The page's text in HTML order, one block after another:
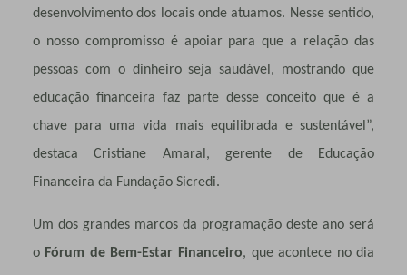
desenvolvimento dos locais onde atuamos. Nesse sentido,
o nosso compromisso é apoiar para que a relação das
pessoas com o dinheiro seja saudável, mostrando que
educação financeira faz parte desse conceito que é a
chave para uma vida mais equilibrada e sustentável”,
destaca Cristiane Amaral, gerente de Educação
Financeira da Fundação Sicredi.
Um dos grandes marcos da programação deste ano será
o Fórum de Bem-Estar Financeiro, que acontece no dia